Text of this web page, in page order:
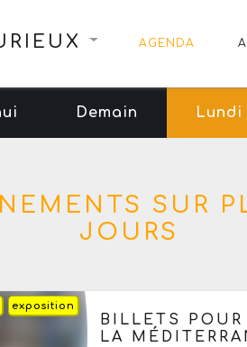
AGENDA
Demain Lundi
SUR
JOURS
exposition
Du mercredi 15
BILLETS
LA